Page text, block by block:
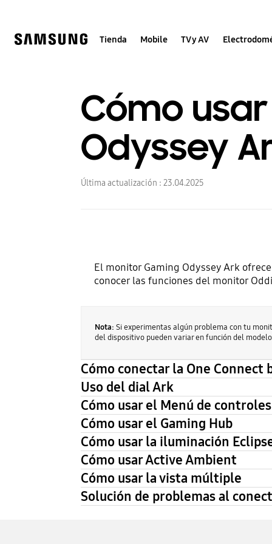
Tienda Mobile TV y AV
Cómo
Odyssey
Última actualización : 23.04.2025
El monitor Gaming Odyssey Ark
conocer las funciones del monitor
Nota: Si experimentas algún problema con tu
del dispositivo pueden variar en función del
Cómo conectar la One
Uso del dial Ark
Cómo usar el Menú de controles
Cómo usar el Gaming Hub
Cómo usar la iluminación
Cómo usar Active Ambient
Cómo usar la vista múltiple
Solución de problemas al